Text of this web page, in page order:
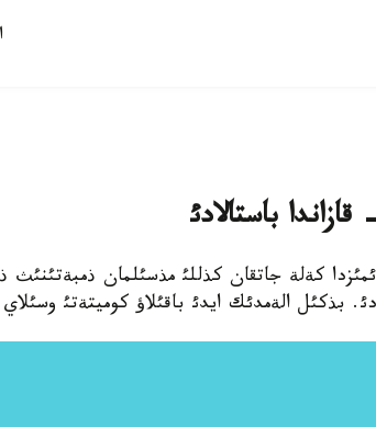
- الدئمئزدا كةلة جاتقان كذللئ مذسئلمان